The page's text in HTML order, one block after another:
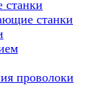
станки
проволоки